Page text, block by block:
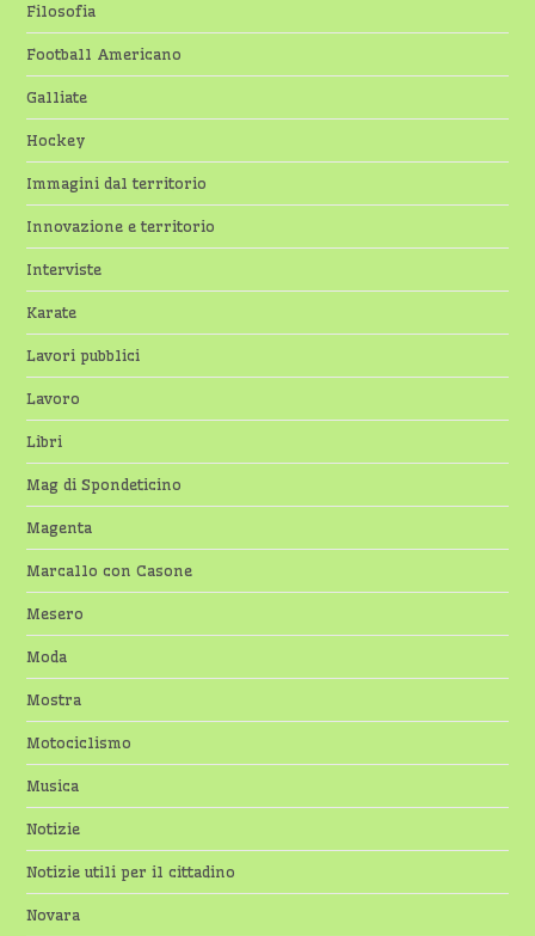
Filosofia
Football Americano
Galliate
Hockey
Immagini dal territorio
Innovazione e territorio
Interviste
Karate
Lavori pubblici
Lavoro
Libri
Mag di Spondeticino
Magenta
Marcallo con Casone
Mesero
Moda
Mostra
Motociclismo
Musica
Notizie
Notizie utili per il cittadino
Novara